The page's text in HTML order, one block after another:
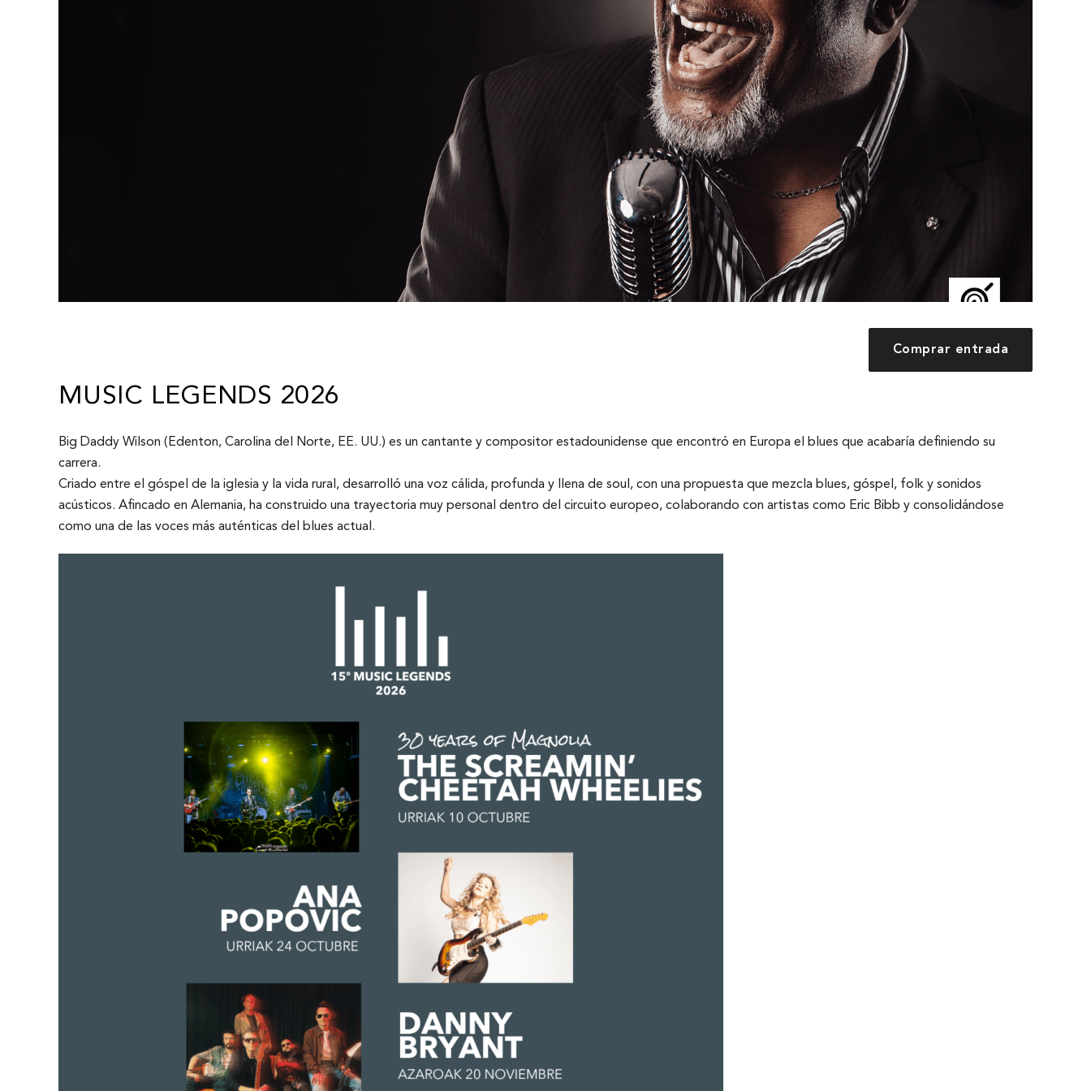
Comprar entrada
MUSIC LEGENDS 2026
Big Daddy Wilson (Edenton, Carolina del Norte, EE. UU.) es un cantante y compositor estadounidense que encontró en Europa el blues que acabaría definiendo su
carrera.
Criado entre el góspel de la iglesia y la vida rural, desarrolló una voz cálida, profunda y llena de soul, con una propuesta que mezcla blues, góspel, folk y sonidos
acústicos. Afincado en Alemania, ha construido una trayectoria muy personal dentro del circuito europeo, colaborando con artistas como Eric Bibb y consolidándose
como una de las voces más auténticas del blues actual.